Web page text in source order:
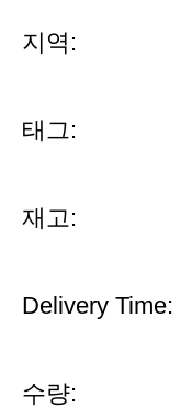
지역:
태그:
재고:
Delivery Time:
수량: